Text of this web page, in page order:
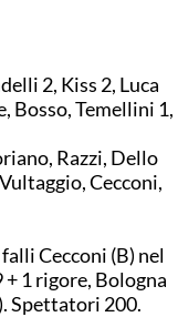
2, Kiss 2, Luca
Bosso, Temellini 1,
Razzi, Dello
Cecconi,
Cecconi (B) nel
1 rigore, Bologna
Spettatori 200.